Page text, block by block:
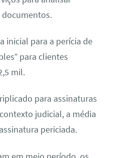
inicial para a perícia de
para clientes
mil.
para assinaturas
judicial, a média
periciada.